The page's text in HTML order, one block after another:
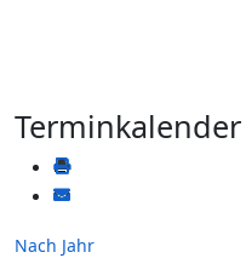
Terminkalender
Nach Jahr